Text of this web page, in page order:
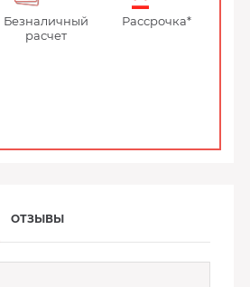
Безналичный
расчет
Рассрочка*
ОТЗЫВЫ